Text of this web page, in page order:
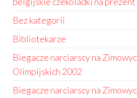
Bez kategorii
Bibliotekarze
Biegacze narciarscy na
Olimpijskich 2002
Biegacze narciarscy na